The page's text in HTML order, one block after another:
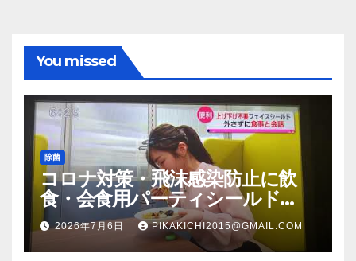
You missed
除菌
コロナ対策・飛沫感染防止に飲
食・会食用パーティシールド
（マスク会食代替品）ＦＢＣ福井
放送のＴＶ番組での紹介映像
2026年7月6日 PIKAKICHI2015@GMAIL.COM